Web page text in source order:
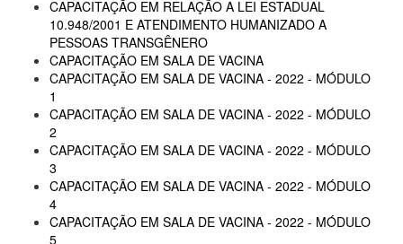
CAPACITAÇÃO EM RELAÇÃO A LEI ESTADUAL
10.948/2001 E ATENDIMENTO HUMANIZADO A
PESSOAS TRANSGÊNERO
CAPACITAÇÃO EM SALA DE VACINA
CAPACITAÇÃO EM SALA DE VACINA - 2022 - MÓDULO
1
CAPACITAÇÃO EM SALA DE VACINA - 2022 - MÓDULO
2
CAPACITAÇÃO EM SALA DE VACINA - 2022 - MÓDULO
3
CAPACITAÇÃO EM SALA DE VACINA - 2022 - MÓDULO
4
CAPACITAÇÃO EM SALA DE VACINA - 2022 - MÓDULO
5